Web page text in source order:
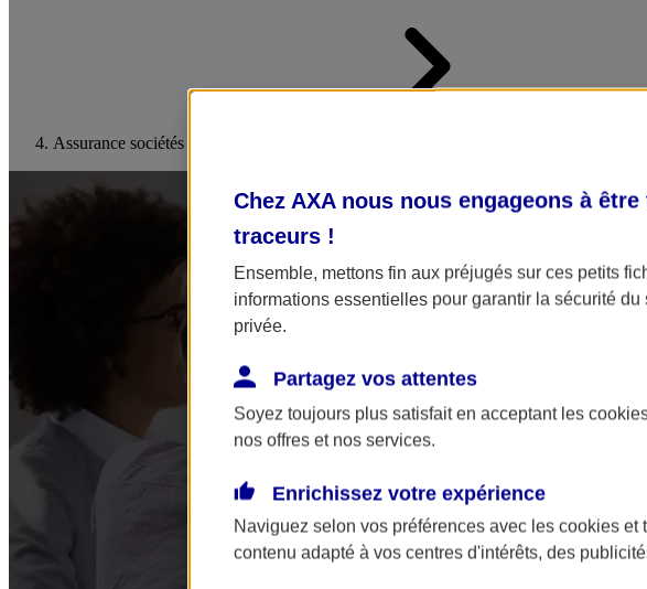
Assurance sociétés de conseil
Chez AXA nous nous engageons à
traceurs !
Ensemble, mettons fin aux préjugés sur ces petits
informations essentielles pour garantir la sécurité
privée.
Partagez vos attentes
Soyez toujours plus satisfait en acceptant les
nos offres et nos services.
Enrichissez votre expérience
Naviguez selon vos préférences avec les cookies et
contenu adapté à vos centres d'intérêts, des